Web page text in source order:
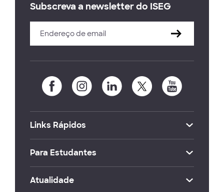
Subscreva a newsletter do ISEG
Links Rápidos
Para Estudantes
Atualidade